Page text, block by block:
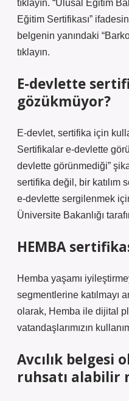
tıklayın. “Ulusal Eğitim
Eğitim Sertifikası”
belgenin yanındaki
tıklayın.
E-devlette
gözükmüyor?
E-devlet, sertifika için
Sertifikalar e-devlette
devlette görünmediği”
sertifika değil, bir katılım
e-devlette sergilenmek
Üniversite Bakanlığı
HEMBA
Hemba yaşamı
segmentlerine katılmayı
olarak, Hemba ile dijital
vatandaşlarımızın
Avcılık belgesi
ruhsatı alabilir